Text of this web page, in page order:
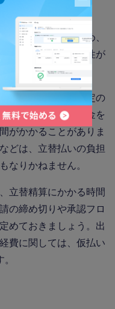
バナー
きい場合もある
ら経費を支払うため、
が大きくなる可能性が
には、前述した所定の
員が立て替えたお金を
がかかることがありま
どは、立替払いの負担
なりかねません。
立替精算にかかる時間
の締め切りや承認フロ
めておきましょう。出
費に関しては、仮払い